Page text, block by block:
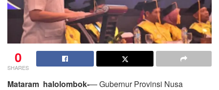
0
SHARES
Mataram halolombok-— Gubernur Provinsi Nusa